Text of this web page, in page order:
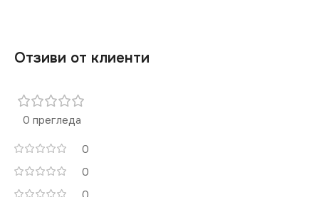
Отзиви от клиенти
0 прегледа
0
0